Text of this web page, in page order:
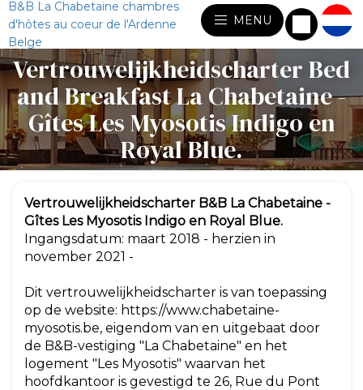
B&B La Chabetaine chambres
d'hôtes au coeur de l'Ardenne
Belge
MENU
Vertrouwelijkheidscharter Bed
and Breakfast La Chabetaine -
Gîtes Les Myosotis Indigo en
Royal Blue.
Vertrouwelijkheidscharter B&B La Chabetaine -
Gîtes Les Myosotis Indigo en Royal Blue.
Ingangsdatum: maart 2018 - herzien in
november 2021 -
Dit vertrouwelijkheidscharter is van toepassing
op de website: https://www.chabetaine-
myosotis.be, eigendom van en uitgebaat door
de B&B-vestiging "La Chabetaine" en het
logement "Les Myosotis" waarvan het
hoofdkantoor is gevestigd te 26, Rue du Pont